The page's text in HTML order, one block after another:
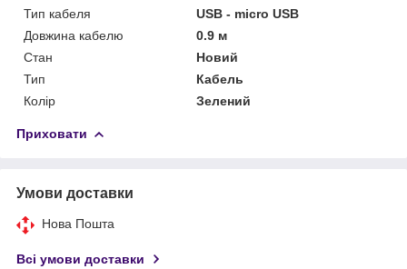
Тип кабеля
USB - micro USB
Довжина кабелю
0.9 м
Стан
Новий
Тип
Кабель
Колір
Зелений
Приховати
Умови доставки
Нова Пошта
Всі умови доставки